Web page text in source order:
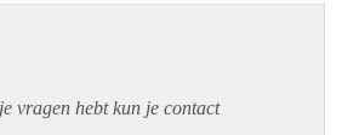
vragen hebt kun je contact